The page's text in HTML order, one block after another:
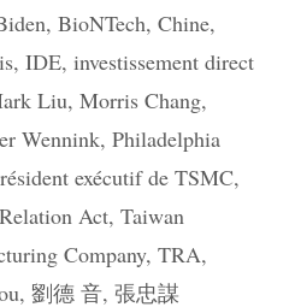
, BioNTech, Chine,
, IDE, investissement direct
Liu, Morris Chang,
Wennink, Philadelphia
exécutif de TSMC,
Act, Taiwan
Company, TRA,
, 劉德 音, 張忠謀